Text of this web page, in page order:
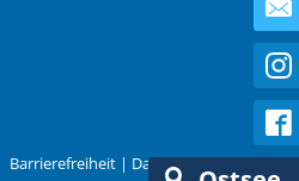
Barrierefreiheit| Datenschutz|AGB